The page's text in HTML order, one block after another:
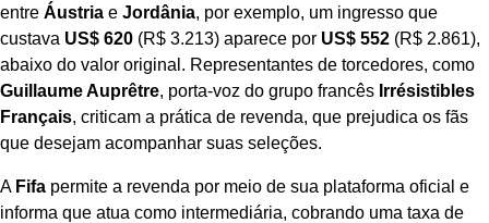
entre Áustria e Jordânia, por exemplo, um ingresso que
custava US$ 620 (R$ 3.213) aparece por US$ 552 (R$ 2.861),
abaixo do valor original. Representantes de torcedores, como
Guillaume Auprêtre, porta-voz do grupo francês Irrésistibles
Français, criticam a prática de revenda, que prejudica os fãs
que desejam acompanhar suas seleções.
A Fifa permite a revenda por meio de sua plataforma oficial e
informa que atua como intermediária, cobrando uma taxa de